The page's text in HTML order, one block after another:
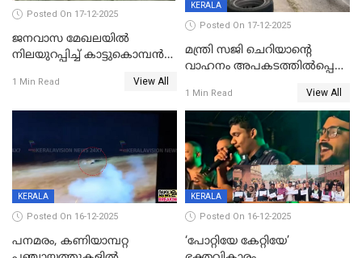
Posted On 17-12-2025
ജനവാസ മേഖലയില്‍
നിലയുറപ്പിച്ച് കാട്ടുകൊമ്പന്‍
1 Min Read View All
KERALA
Posted On 17-12-2025
മന്ത്രി സജി ചെറിയാന്റെ
വാഹനം അപകടത്തിൽപ്പെട്ടു;
രക്ഷപ്പെട്ടത് തലനാരിടയ്ക്ക്
1 Min Read View All
KERALA
Posted On 16-12-2025
പനമരം, കണിയാമ്പറ്റ
KERALA
Posted On 16-12-2025
‘പോറ്റിയേ കേറ്റിയേ’